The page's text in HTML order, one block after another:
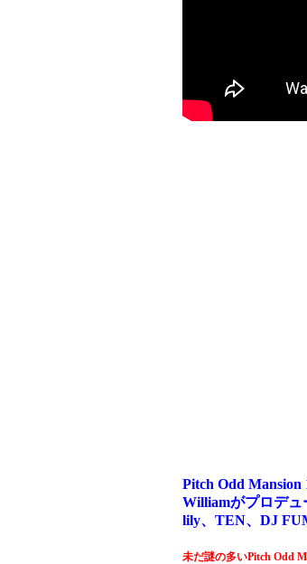
Pitch Odd
Williamがプロデュ
lily、TEN、DJ
未だ謎の多いPitch Odd